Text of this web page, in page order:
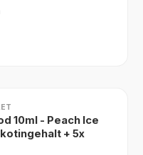
10ml - Peach Ice
+ 5x